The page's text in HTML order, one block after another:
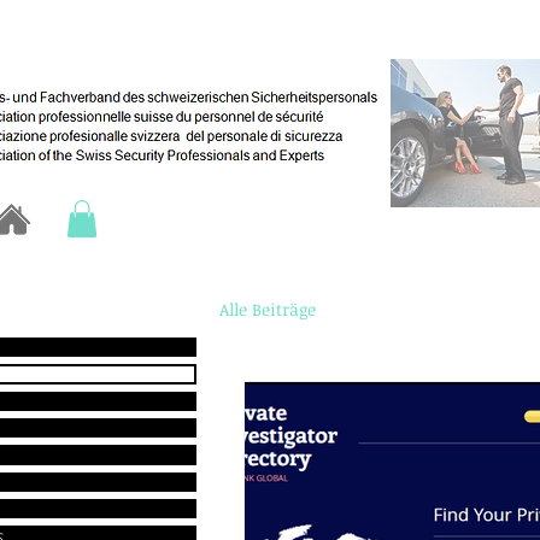
Alle Beiträge